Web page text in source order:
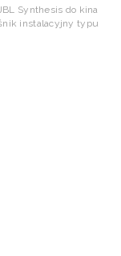
Synthesis do kina
instalacyjny typu